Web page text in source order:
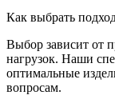
Как выбрать
Выбор зависит от
нагрузок. Наши
оптимальные
вопросам.